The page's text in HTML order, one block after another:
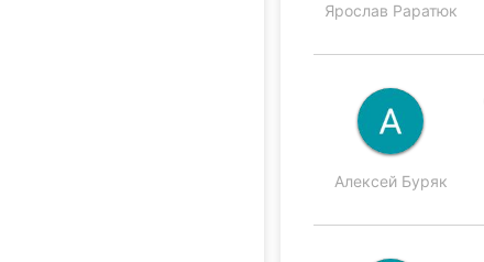
Ярослав Раратюк
Алексей Буряк